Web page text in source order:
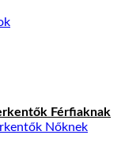
Férfiaknak
Nőknek